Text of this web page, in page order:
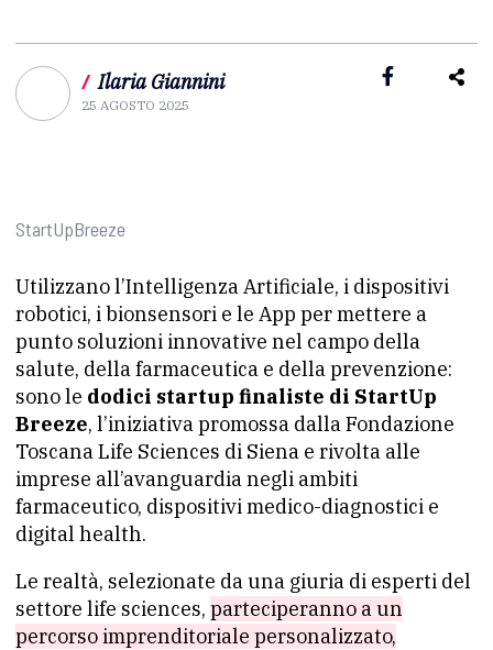
/ Ilaria Giannini
25 AGOSTO 2025
StartUpBreeze
Utilizzano l’Intelligenza Artificiale, i dispositivi
robotici, i bionsensori e le App per mettere a
punto soluzioni innovative nel campo della
salute, della farmaceutica e della prevenzione:
sono le dodici startup finaliste di StartUp
Breeze, l’iniziativa promossa dalla Fondazione
Toscana Life Sciences di Siena e rivolta alle
imprese all’avanguardia negli ambiti
farmaceutico, dispositivi medico-diagnostici e
digital health.
Le realtà, selezionate da una giuria di esperti del
settore life sciences, parteciperanno a un
percorso imprenditoriale personalizzato,